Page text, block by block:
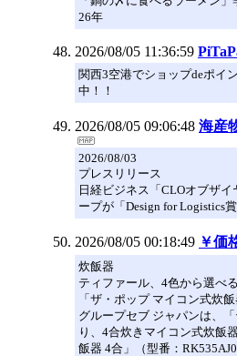
26年
2026/08/05 11:36:59
関西3空港でショップdeポイ
中！！
2026/08/05 09:06:48 海産
2026/08/03
プレスリリース
日経ビジネス「CLOオブザ
ープが「Design for Logistics
2026/08/05 00:18:49 ￥価
炊飯器
ティファール、4色から選べ
「ザ・ポップ マイコン式炊飯
グループセブ ジャパンは、
り、4合炊きマイコン式炊飯
飯器 4合」（型番：